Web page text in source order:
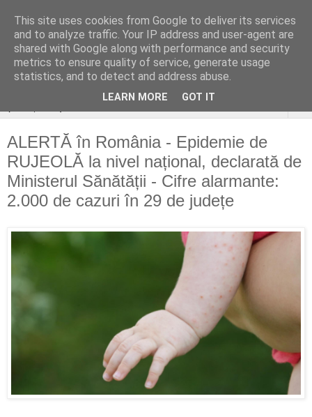
stiri si gânduri sociale
aleatoare..
ALERTĂ în România - Epidemie de
RUJEOLĂ la nivel național, declarată de
Ministerul Sănătății - Cifre alarmante:
2.000 de cazuri în 29 de județe
This site uses cookies from Google to deliver its services
and to analyze traffic. Your IP address and user-agent are
shared with Google along with performance and security
metrics to ensure quality of service, generate usage
statistics, and to detect and address abuse.
LEARN MORE GOT IT